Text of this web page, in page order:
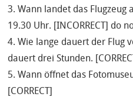
3. Wann landet das Flugzeug
19.30 Uhr. [INCORRECT] do
4. Wie lange dauert der Flug
dauert drei Stunden.
5. Wann öffnet das
[CORRECT]